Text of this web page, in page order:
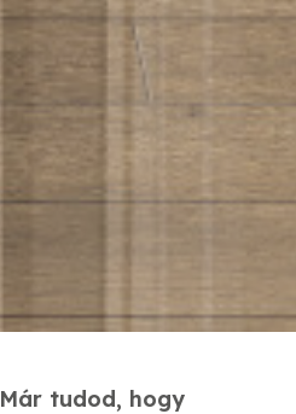
Már tudod, hogy